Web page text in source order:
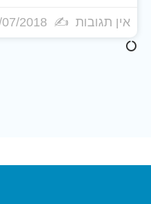
אין תגובות